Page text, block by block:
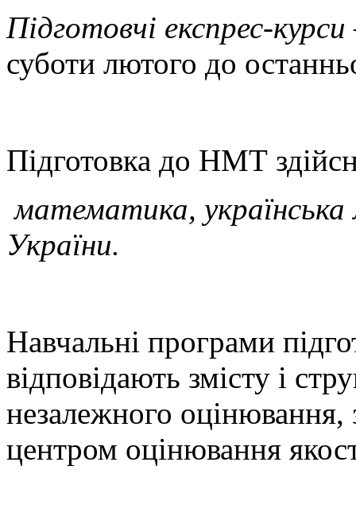
Підготовчі експрес-курси
суботи лютого до
Підготовка до НМТ
математика, українська
України.
Навчальні програми
відповідають змісту і
незалежного
центром оцінювання